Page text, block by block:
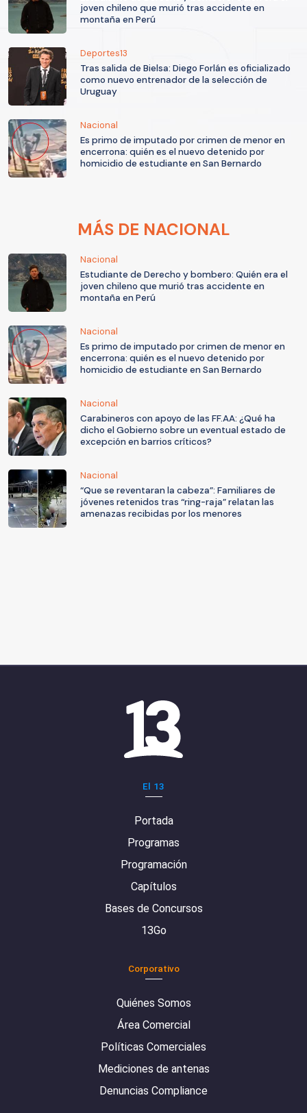
joven chileno que murió tras accidente en
montaña en Perú
Deportes13
Tras salida de Bielsa: Diego Forlán es oficializado
como nuevo entrenador de la selección de
Uruguay
Nacional
Es primo de imputado por crimen de menor en
encerrona: quién es el nuevo detenido por
homicidio de estudiante en San Bernardo
MÁS DE NACIONAL
Nacional
Estudiante de Derecho y bombero: Quién era el
joven chileno que murió tras accidente en
montaña en Perú
Nacional
Es primo de imputado por crimen de menor en
encerrona: quién es el nuevo detenido por
homicidio de estudiante en San Bernardo
Nacional
Carabineros con apoyo de las FF.AA: ¿Qué ha
dicho el Gobierno sobre un eventual estado de
excepción en barrios críticos?
Nacional
“Que se reventaran la cabeza”: Familiares de
jóvenes retenidos tras “ring-raja” relatan las
amenazas recibidas por los menores
El 13
Portada
Programas
Programación
Capítulos
Bases de Concursos
13Go
Corporativo
Quiénes Somos
Área Comercial
Políticas Comerciales
Mediciones de antenas
Denuncias Compliance